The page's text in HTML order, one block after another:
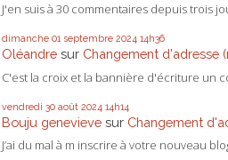
J'en suis à 30 commentaires depuis trois
dimanche 01 septembre 2024 14h36
Oléandre sur Changement d'adresse
C'est la croix et la bannière d'écriture un
vendredi 30 août 2024 14h14
Bouju genevieve sur Changement
J’ai du mal à m inscrire à votre nouveau